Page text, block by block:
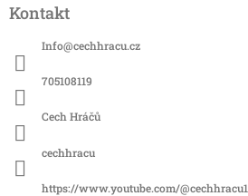
pKontakt
Info@cechhracu.cz
705108119
Cech Hráčů
cechhracu
https://www.youtube.com/@cechhracu1